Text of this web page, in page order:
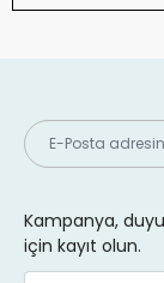
Kampanya,
için kayıt olun.